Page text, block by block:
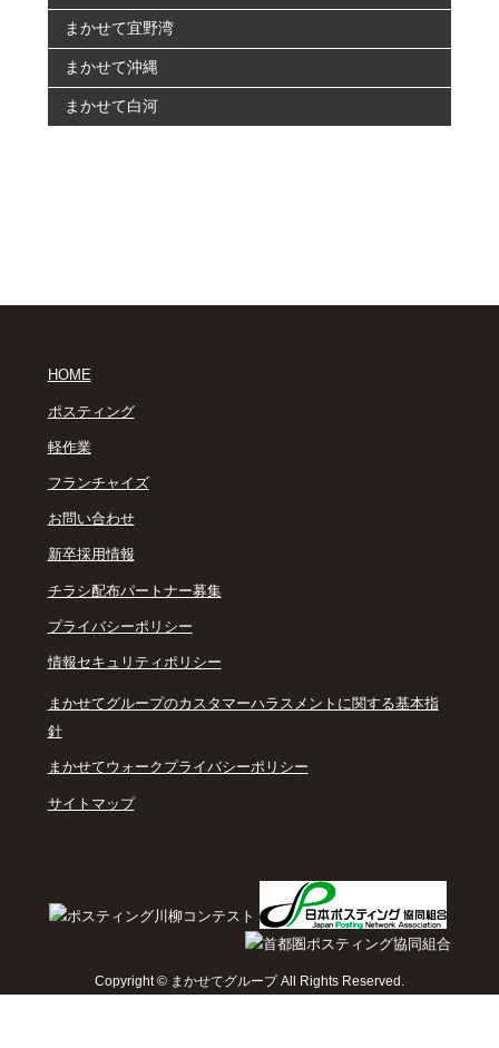
まかせて宜野湾
まかせて沖縄
まかせて白河
HOME｜
ポスティング｜
軽作業｜
フランチャイズ｜
お問い合わせ｜
新卒採用情報
チラシ配布パートナー募集｜
プライバシーポリシー
情報セキュリティポリシー
まかせてグループのカスタマーハラスメントに関する基本指
針｜
まかせてウォークプライバシーポリシー
サイトマップ｜
Copyright © まかせてグループ All Rights Reserved.